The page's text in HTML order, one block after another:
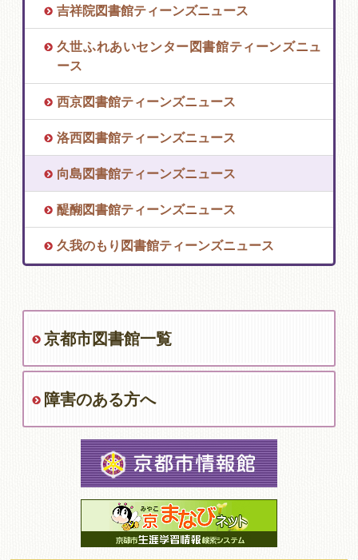
吉祥院図書館ティーンズニュース
久世ふれあいセンター図書館ティーンズニュ
ース
西京図書館ティーンズニュース
洛西図書館ティーンズニュース
向島図書館ティーンズニュース
醍醐図書館ティーンズニュース
久我のもり図書館ティーンズニュース
京都市図書館一覧
障害のある方へ